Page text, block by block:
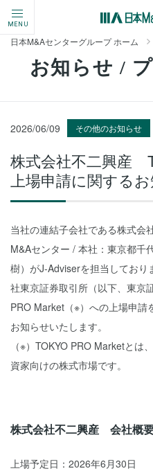
MENU
日本M&Aセンターグループ ホーム
お知らせ /
2026/06/09 その他のお知らせ
株式会社不二興産
上場申請に関する
当社の連結子会社である株式会
M&Aセンター / 本社：東京都千
樹）がJ-Adviserを担当してお
社東京証券取引所（以下、東京
PRO Market（※）への上場申請
お知らせいたします。
（※）TOKYO PRO Marketとは
資家向けの株式市場です。
株式会社不二興産 会社概
上場予定日：2026年6月30日